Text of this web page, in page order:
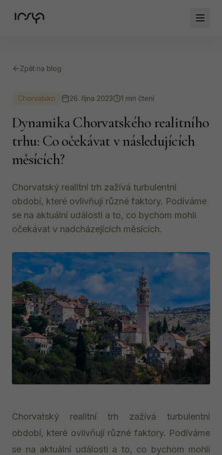
Zpět na blog
Chorvatsko 26. října 2023 1 min čtení
Dynamika Chorvatského realitního
trhu: Co očekávat v následujících
měsících?
Chorvatský realitní trh zažívá turbulentní
období, které ovlivňují různé faktory. Podíváme
se na aktuální události a to, co bychom mohli
očekávat v nadcházejících měsících.
Chorvatský realitní trh zažívá turbulentní
období, které ovlivňují různé faktory. Podíváme
se na aktuální události a to, co bychom mohli